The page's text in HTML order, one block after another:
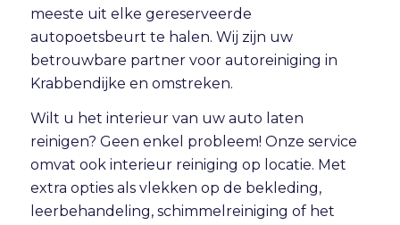
meeste uit elke gereserveerde
autopoetsbeurt te halen. Wij zijn uw
betrouwbare partner voor autoreiniging in
Krabbendijke en omstreken.
Wilt u het interieur van uw auto laten
reinigen? Geen enkel probleem! Onze service
omvat ook interieur reiniging op locatie. Met
extra opties als vlekken op de bekleding,
leerbehandeling, schimmelreiniging of het